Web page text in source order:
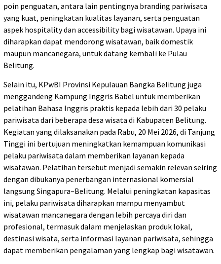
poin penguatan, antara lain pentingnya branding pariwisata
yang kuat, peningkatan kualitas layanan, serta penguatan
aspek hospitality dan accessibility bagi wisatawan. Upaya ini
diharapkan dapat mendorong wisatawan, baik domestik
maupun mancanegara, untuk datang kembali ke Pulau
Belitung.
Selain itu, KPwBI Provinsi Kepulauan Bangka Belitung juga
menggandeng Kampung Inggris Babel untuk memberikan
pelatihan Bahasa Inggris praktis kepada lebih dari 30 pelaku
pariwisata dari beberapa desa wisata di Kabupaten Belitung.
Kegiatan yang dilaksanakan pada Rabu, 20 Mei 2026, di Tanjung
Tinggi ini bertujuan meningkatkan kemampuan komunikasi
pelaku pariwisata dalam memberikan layanan kepada
wisatawan. Pelatihan tersebut menjadi semakin relevan seiring
dengan dibukanya penerbangan internasional komersial
langsung Singapura–Belitung. Melalui peningkatan kapasitas
ini, pelaku pariwisata diharapkan mampu menyambut
wisatawan mancanegara dengan lebih percaya diri dan
profesional, termasuk dalam menjelaskan produk lokal,
destinasi wisata, serta informasi layanan pariwisata, sehingga
dapat memberikan pengalaman yang lengkap bagi wisatawan.